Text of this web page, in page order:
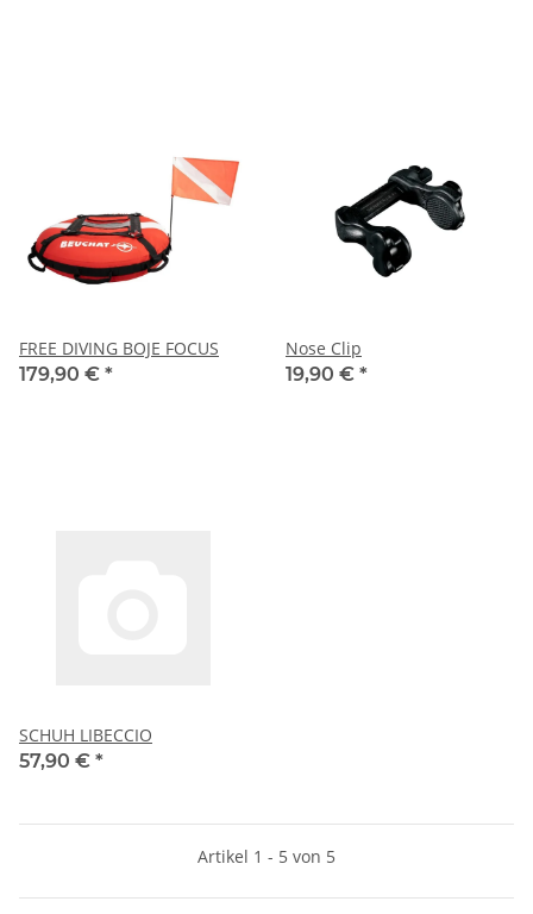
FREE DIVING BOJE FOCUS
179,90 € *
Nose Clip
19,90 € *
SCHUH LIBECCIO
57,90 € *
Artikel 1 - 5 von 5